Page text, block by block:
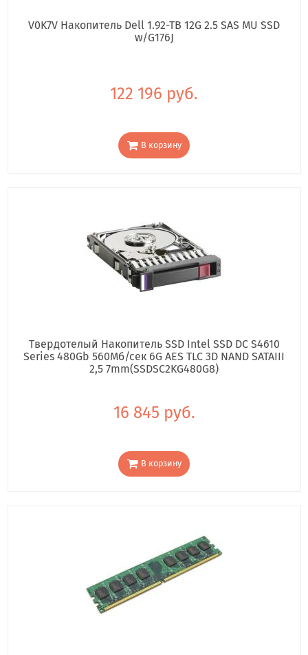
V0K7V Накопитель Dell 1.92-TB 12G 2.5 SAS MU SSD
w/G176J
122 196 руб.
В корзину
Твердотелый Накопитель SSD Intel SSD DC S4610
Series 480Gb 560Мб/сек 6G AES TLC 3D NAND SATAIII
2,5 7mm(SSDSC2KG480G8)
16 845 руб.
В корзину